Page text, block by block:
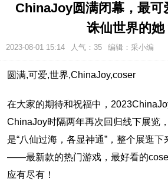
ChinaJoy圆满闭幕，最
诛仙世界的她
2023-08-01 15:14 人气： 35 编辑：采小编
圆满,可爱,世界,ChinaJoy,coser
在大家的期待和祝福中，
ChinaJoy时隔两年再次回归线下展览
是“八仙过海，各显神通”，整个展逛
——最新款的热门游戏，最好看的
应有尽有！